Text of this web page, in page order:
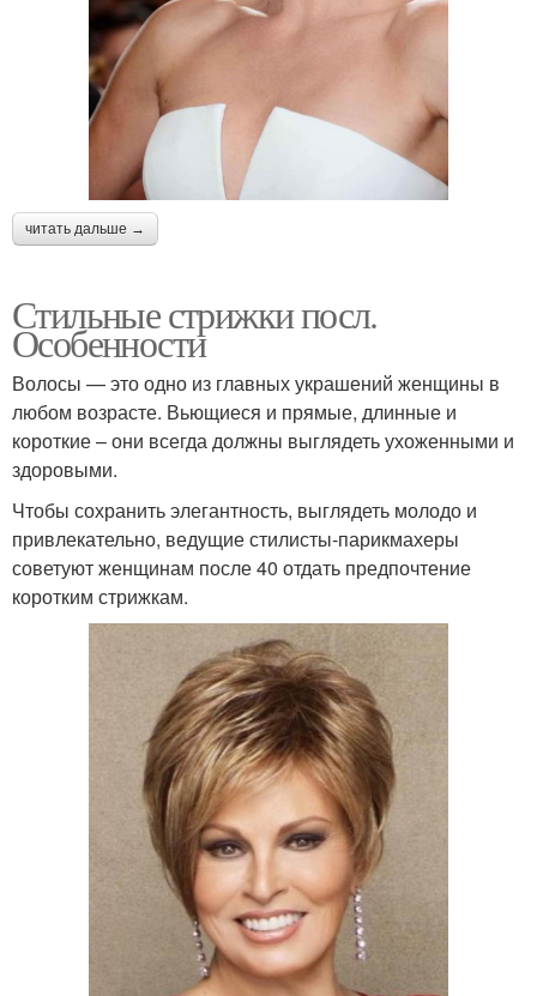
читать дальше →
Стильные стрижки посл.
Особенности
Волосы — это одно из главных украшений женщины в
любом возрасте. Вьющиеся и прямые, длинные и
короткие – они всегда должны выглядеть ухоженными и
здоровыми.
Чтобы сохранить элегантность, выглядеть молодо и
привлекательно, ведущие стилисты-парикмахеры
советуют женщинам после 40 отдать предпочтение
коротким стрижкам.